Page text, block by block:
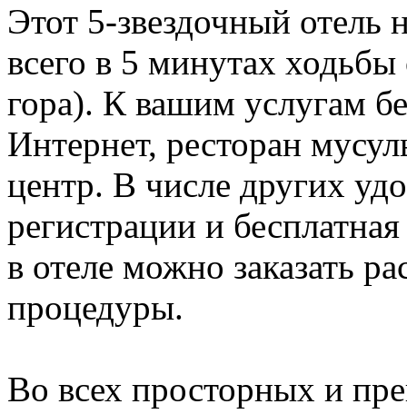
Этот 5-звездочный отель
всего в 5 минутах
гора). К вашим услугам
Интернет, ресторан
центр. В числе других
регистрации и
в отеле можно заказать
процедуры.
Во всех просторных и